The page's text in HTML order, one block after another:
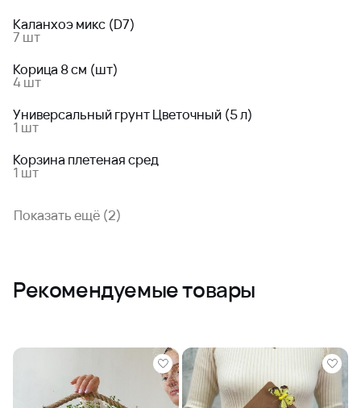
Каланхоэ микс (D7)
7 шт
Корица 8 см (шт)
4 шт
Универсальный грунт Цветочный (5 л)
1 шт
Корзина плетеная сред
1 шт
Показать ещё (2)
Рекомендуемые товары